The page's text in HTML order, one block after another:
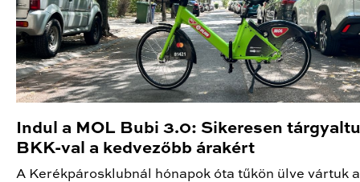
Indul a MOL Bubi 3.0: Sikeresen
BKK-val a kedvezőbb árakért
A Kerékpárosklubnál hónapok óta tűkön ülve vártuk